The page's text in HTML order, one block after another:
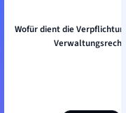
Wofür dient die